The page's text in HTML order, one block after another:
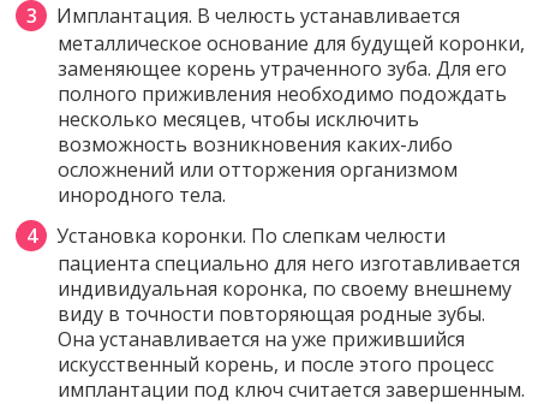
Имплантация. В челюсть устанавливается
металлическое основание для будущей коронки,
заменяющее корень утраченного зуба. Для его
полного приживления необходимо подождать
несколько месяцев, чтобы исключить
возможность возникновения каких-либо
осложнений или отторжения организмом
инородного тела.
Установка коронки. По слепкам челюсти
пациента специально для него изготавливается
индивидуальная коронка, по своему внешнему
виду в точности повторяющая родные зубы.
Она устанавливается на уже прижившийся
искусственный корень, и после этого процесс
имплантации под ключ считается завершенным.